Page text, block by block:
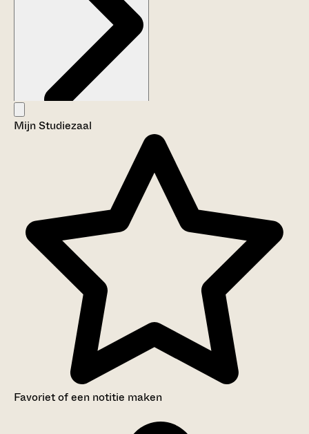
Aanwijzingen voor de gebruiker
Mijn Studiezaal
Favoriet of een notitie maken